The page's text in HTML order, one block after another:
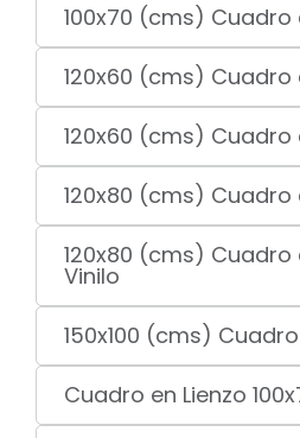
100x70 (cms) Cuadro
120x60 (cms) Cuadro
120x60 (cms) Cuadro
120x80 (cms) Cuadro
120x80 (cms) Cuadro
Vinilo
150x100 (cms)
Cuadro en Lienzo